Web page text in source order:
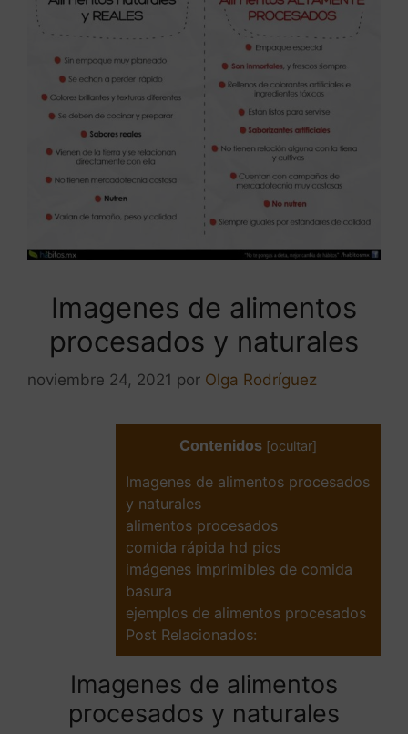
Imagenes de alimentos
procesados y naturales
noviembre 24, 2021 por Olga Rodríguez
Contenidos [ocultar]
Imagenes de alimentos procesados
y naturales
alimentos procesados
comida rápida hd pics
imágenes imprimibles de comida
basura
ejemplos de alimentos procesados
Post Relacionados:
Imagenes de alimentos
procesados y naturales